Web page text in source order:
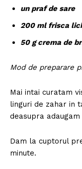
un praf de sare
200 ml frisca
50 g crema de
Mod de preparare
Mai intai curatam
linguri de zahar in
deasupra
Dam la cuptorul
minute.